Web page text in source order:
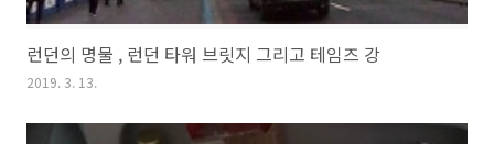
런던의 명물 , 런던 타워 브릿지 그리고 테임즈 강
2019. 3. 13.